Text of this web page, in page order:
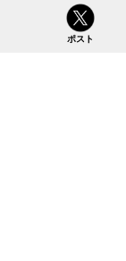
ポスト